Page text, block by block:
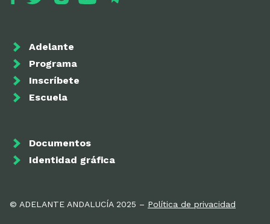
Adelante
Programa
Inscríbete
Escuela
Documentos
Identidad gráfica
© ADELANTE ANDALUCÍA 2025 – Política de privacidad